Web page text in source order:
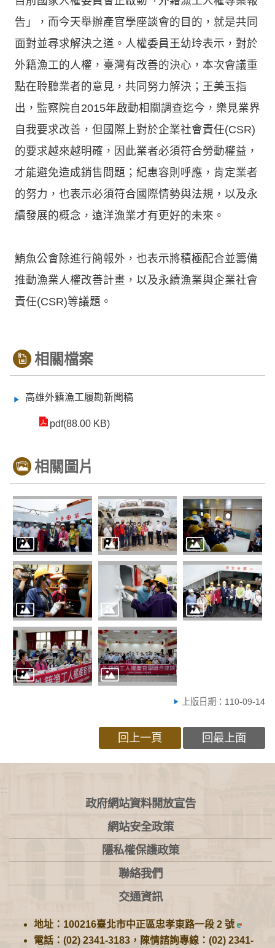
告」，而今天舉辦產官學座談會的目的，就是共同
面對並尋求解決之道。人權委員王幼玲表示，對於
外籍漁工的人權，臺灣有改善的決心，本次會議重
點在聆聽業者的意見，共同努力解決；王美玉指
出，監察院自2015年啟動相關調查迄今，樂見業界
自我要求改善，但國際上對於企業社會責任(CSR)
的要求越來越明確，因此業者必須符合勞動權益，
才能避免造成銷售問題；紀惠容則呼應，肯定業者
的努力，也表示必須符合國際情勢與法規，以及永
續發展的概念，遠洋漁業才有更好的未來。
鮪魚公會除進行簡報外，也表示將積極配合並籌備
推動漁業人權改善計畫，以及永續漁業與企業社會
責任(CSR)等議題。
相關檔案
高雄外籍漁工履勘新聞稿
pdf(88.00 KB)
相關圖片
上版日期：110-09-14
回上一頁 回最上面
:::
政府網站資料開放宣告
網站安全政策
隱私權保護政策
聯絡我們
交通資訊
地址：100216臺北市中正區忠孝東路一段 2 號
電話：(02) 2341-3183，陳情諮詢專線：(02) 2341-